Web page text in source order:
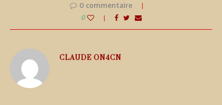
0 commentaire
0
CLAUDE ON4CN